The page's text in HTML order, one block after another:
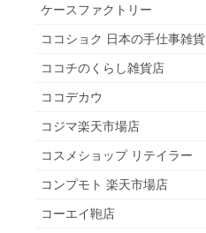
ケースファクトリー
ココショク 日本の手仕事雑貨
ココチのくらし雑貨店
ココデカウ
コジマ楽天市場店
コスメショップ リテイラー
コンプモト 楽天市場店
コーエイ鞄店